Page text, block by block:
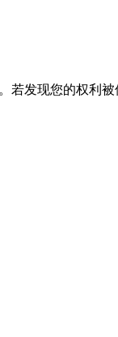
发现您的权利被